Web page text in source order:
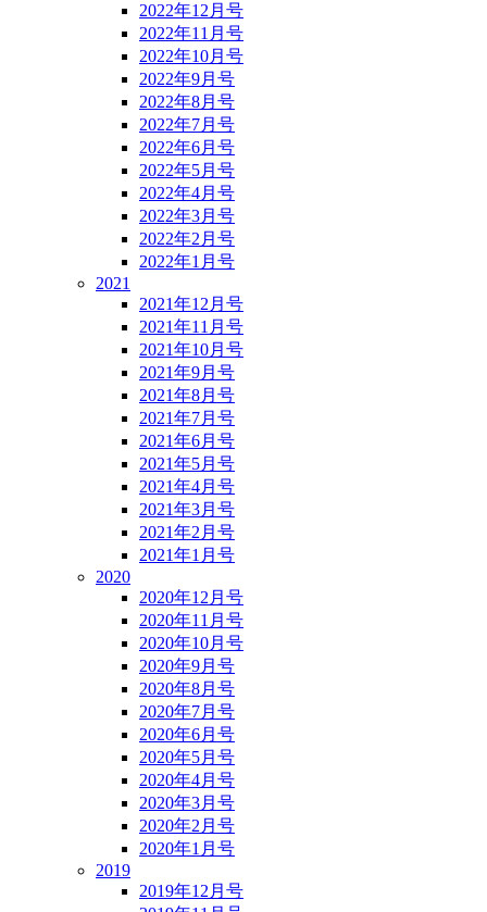
2022年12月号
2022年11月号
2022年10月号
2022年9月号
2022年8月号
2022年7月号
2022年6月号
2022年5月号
2022年4月号
2022年3月号
2022年2月号
2022年1月号
2021
2021年12月号
2021年11月号
2021年10月号
2021年9月号
2021年8月号
2021年7月号
2021年6月号
2021年5月号
2021年4月号
2021年3月号
2021年2月号
2021年1月号
2020
2020年12月号
2020年11月号
2020年10月号
2020年9月号
2020年8月号
2020年7月号
2020年6月号
2020年5月号
2020年4月号
2020年3月号
2020年2月号
2020年1月号
2019
2019年12月号